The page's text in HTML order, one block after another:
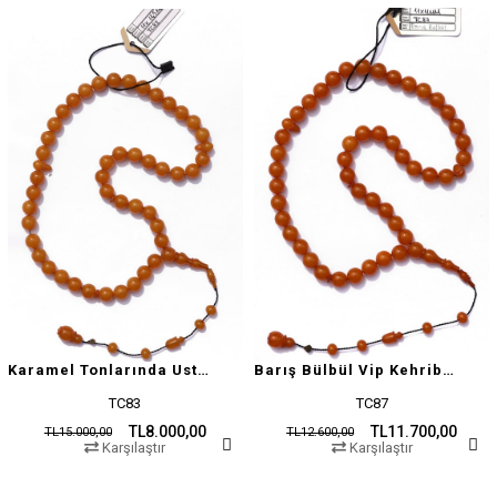
Karamel Tonlarında Usta İşçilikli Tesbih
TC83
TL8.000,00
TL15.000,00
Karşılaştır
Barış Bülbül Vip Kehribar Tesbih
TC87
TL11.700,00
TL12.600,00
Karşılaştır